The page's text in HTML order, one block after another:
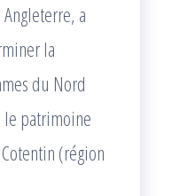
a
la
du Nord
le patrimoine
(région